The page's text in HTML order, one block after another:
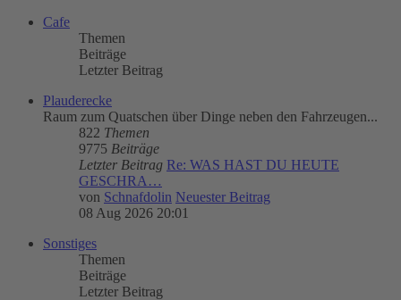
Cafe
Themen
Beiträge
Letzter Beitrag
Plauderecke
Raum zum Quatschen über Dinge neben den Fahrzeugen...
822 Themen
9775 Beiträge
Letzter Beitrag Re: WAS HAST DU HEUTE
GESCHRA…
von Schnafdolin Neuester Beitrag
08 Aug 2026 20:01
Sonstiges
Themen
Beiträge
Letzter Beitrag